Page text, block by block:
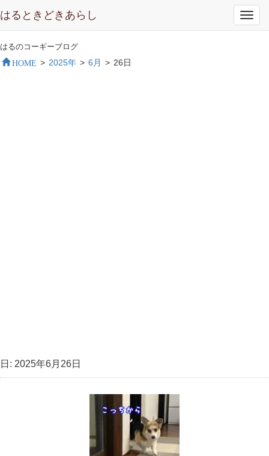
はるときどきあらし
はるのコーギーブログ
HOME > 2025年 > 6月 > 26日
日: 2025年6月26日